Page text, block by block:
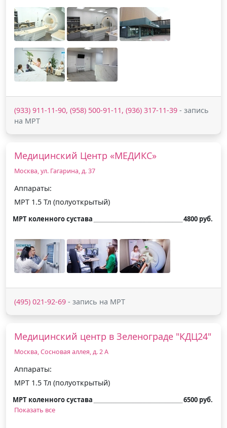
(933) 911-11-90, (958) 500-91-11, (936) 317-11-39 - запись
на МРТ
Медицинский Центр «МЕДИКС»
Москва, ул. Гагарина, д. 37
Аппараты:
МРТ 1.5 Тл (полуоткрытый)
МРТ коленного сустава 4800 руб.
(495) 021-92-69 - запись на МРТ
Медицинский центр в Зеленограде "КДЦ24"
Москва, Сосновая аллея, д. 2 А
Аппараты:
МРТ 1.5 Тл (полуоткрытый)
МРТ коленного сустава
6500 руб.
Показать все